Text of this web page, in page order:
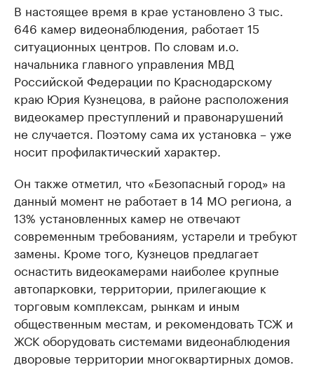
В настоящее время в крае установлено 3 тыс.
646 камер видеонаблюдения, работает 15
ситуационных центров. По словам и.о.
начальника главного управления МВД
Российской Федерации по Краснодарскому
краю Юрия Кузнецова, в районе расположения
видеокамер преступлений и правонарушений
не случается. Поэтому сама их установка – уже
носит профилактический характер.
Он также отметил, что «Безопасный город» на
данный момент не работает в 14 МО региона, а
13% установленных камер не отвечают
современным требованиям, устарели и требуют
замены. Кроме того, Кузнецов предлагает
оснастить видеокамерами наиболее крупные
автопарковки, территории, прилегающие к
торговым комплексам, рынкам и иным
общественным местам, и рекомендовать ТСЖ и
ЖСК оборудовать системами видеонаблюдения
дворовые территории многоквартирных домов.